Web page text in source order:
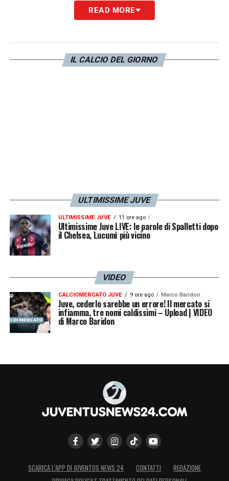
READ MORE
IL CALCIO DEL GIORNO
ULTIMISSIME JUVE
ULTIMISSIME JUVE 11 ore ago
Ultimissime Juve LIVE: le parole di Spalletti dopo
il Chelsea, Lucumì più vicino
VIDEO
CALCIOMERCATO JUVE 9 ore ago Marco Baridon
Juve, cederlo sarebbe un errore! Il mercato si
infiamma, tre nomi caldissimi – Upload | VIDEO
di Marco Baridon
SCARICA L’APP DI JUVENTUS NEWS 24 CONTATTI
REDAZIONE